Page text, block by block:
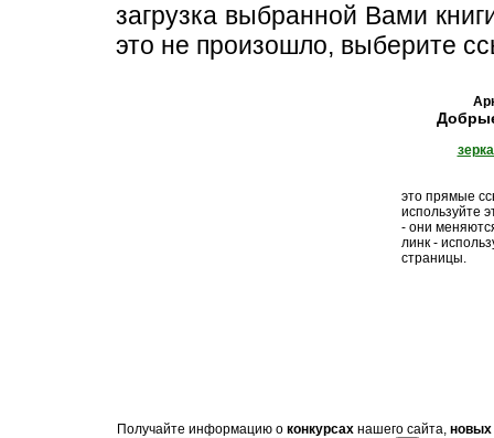
загрузка выбранной Вами
это не произошло, выберите
это прямые
используйте
- они
линк -
страницы.
Получайте информацию о конкурсахнашего сайта, новых